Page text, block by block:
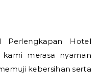
Perlengkapan Hotel
merasa nyaman
kebersihan serta